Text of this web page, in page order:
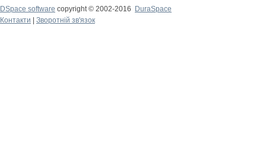
DSpace software copyright © 2002-2016
DuraSpace
Контакти
Зворотній зв'язок